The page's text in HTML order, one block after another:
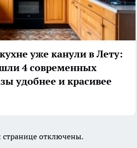
уже канули в Лету:
4 современных
удобнее и красивее
отключены.